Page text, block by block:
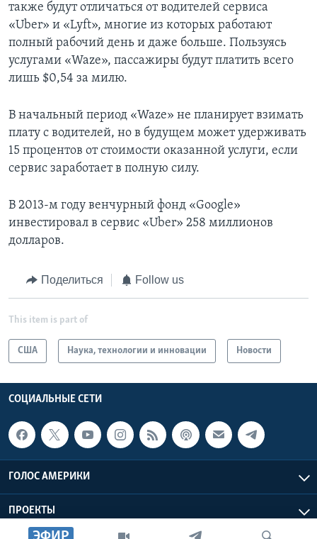
также будут отличаться от водителей сервиса
«Uber» и «Lyft», многие из которых работают
полный рабочий день и даже больше. Пользуясь
услугами «Waze», пассажиры будут платить всего
лишь $0,54 за милю.
В начальный период «Waze» не планирует взимать
плату с водителей, но в будущем может удерживать
15 процентов от стоимости оказанной услуги, если
сервис заработает в полную силу.
В 2013-м году венчурный фонд «Google»
инвестировал в сервис «Uber» 258 миллионов
долларов.
Поделиться Follow us
This item is part of
США Наука, технологии и инновации Новости
СОЦИАЛЬНЫЕ СЕТИ
ГОЛОС АМЕРИКИ
ПРОЕКТЫ